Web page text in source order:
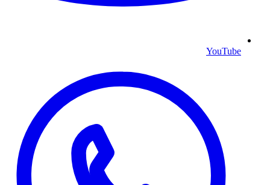
YouTube